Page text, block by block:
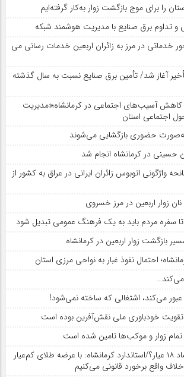
را برای موج بازگشت زوار به‌کار گرفته‌ایم
تداوم برق صنایع با مدیریت هوشمند شبکه
خدماتی در مرز به زائران اربعین خدمات رسانی می
آغاز شد/ تأمین برق صنایع نسبت به سال گذشته
کاهش آسیب‌های اجتماعی در کرمانشاه؛«مدیریت
اجتماعی استان
حضوری بازگشایی می‌شوند
حسینی در کرمانشاه انجام شد
سانحه واژگونی اتوبوس زائران ایرانی در عراق به کشور از
زوار اربعین در مرز خسروی
تا سفره مردم باید به یک فرهنگ عمومی تبدیل شود
بازگشت زوار اربعین در کرمانشاه
احتمال نفوذ غبار به نواحی مرزی استان
عبور می‌کند، اشتغالی که ساخته نمی‌شود!
خودباوری ملی نقش‌آفرین بوده است
زوار و موکب‌ها تامین شده است
طلای ۱۸ عیار یا اعتماد ۱۸ عیار؟/استاندارد کرمانشاه: با عرضه طلای کم‌عیار
واقع برخورد قانونی می‌کنیم